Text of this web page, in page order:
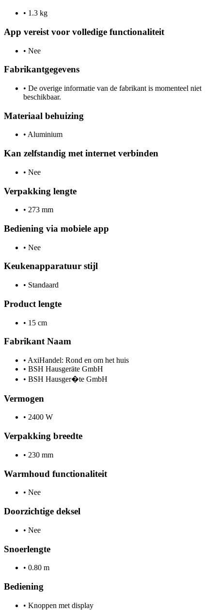
• 1.3 kg
App vereist voor volledige functionaliteit
• Nee
Fabrikantgegevens
• De overige informatie van de fabrikant is momenteel niet
beschikbaar.
Materiaal behuizing
• Aluminium
Kan zelfstandig met internet verbinden
• Nee
Verpakking lengte
• 273 mm
Bediening via mobiele app
• Nee
Keukenapparatuur stijl
• Standaard
Product lengte
• 15 cm
Fabrikant Naam
• AxiHandel: Rond en om het huis
• BSH Hausgeräte GmbH
• BSH Hausger�te GmbH
Vermogen
• 2400 W
Verpakking breedte
• 230 mm
Warmhoud functionaliteit
• Nee
Doorzichtige deksel
• Nee
Snoerlengte
• 0.80 m
Bediening
• Knoppen met display